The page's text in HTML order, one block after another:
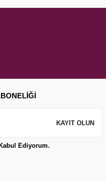
KAYIT OLUN
Ediyorum.